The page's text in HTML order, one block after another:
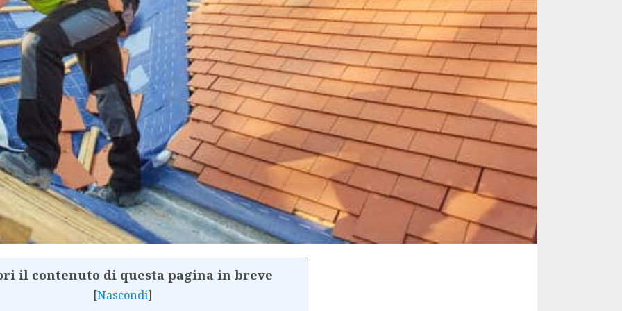
il contenuto di questa pagina in breve
[Nascondi]